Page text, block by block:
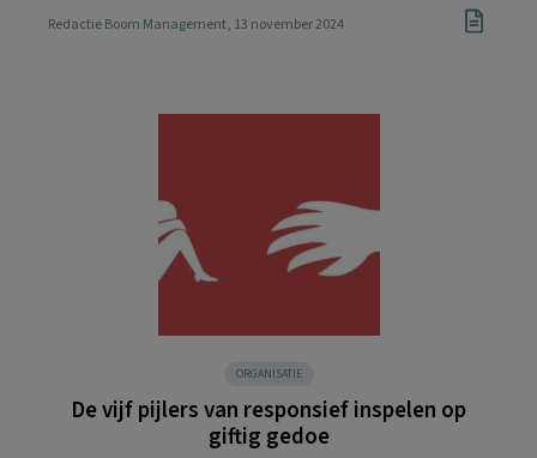
Redactie Boom Management, 13 november 2024
ORGANISATIE
De vijf pijlers van responsief inspelen op
giftig gedoe